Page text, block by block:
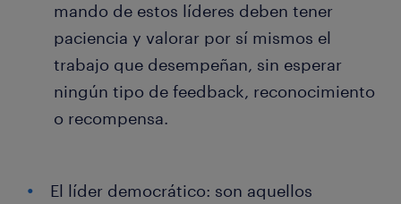
mando de estos líderes deben tener
paciencia y valorar por sí mismos el
trabajo que desempeñan, sin esperar
ningún tipo de feedback, reconocimiento
o recompensa.
El líder democrático: son aquellos